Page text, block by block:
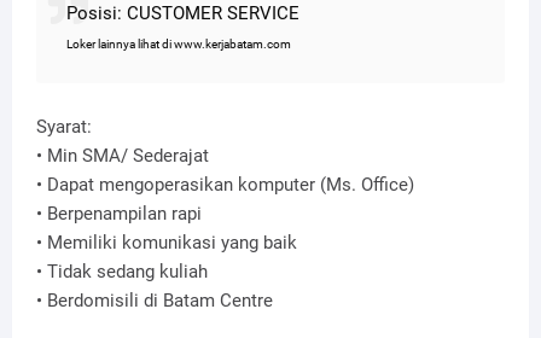
Posisi: CUSTOMER SERVICE
Loker lainnya lihat di www.kerjabatam.com
Syarat:
• Min SMA/ Sederajat
• Dapat mengoperasikan komputer (Ms. Office)
• Berpenampilan rapi
• Memiliki komunikasi yang baik
• Tidak sedang kuliah
• Berdomisili di Batam Centre